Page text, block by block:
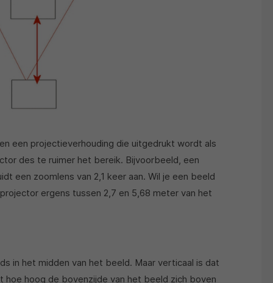
een projectieverhouding die uitgedrukt wordt als
des te ruimer het bereik. Bijvoorbeeld, een
een zoomlens van 2,1 keer aan. Wil je een beeld
ergens tussen 2,7 en 5,68 meter van het
in het midden van het beeld. Maar verticaal is dat
hoog de bovenzijde van het beeld zich boven